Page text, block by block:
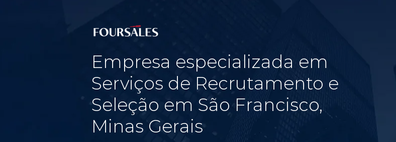
Empresa especializada em
Serviços de Recrutamento e
Seleção em São Francisco,
Minas Gerais